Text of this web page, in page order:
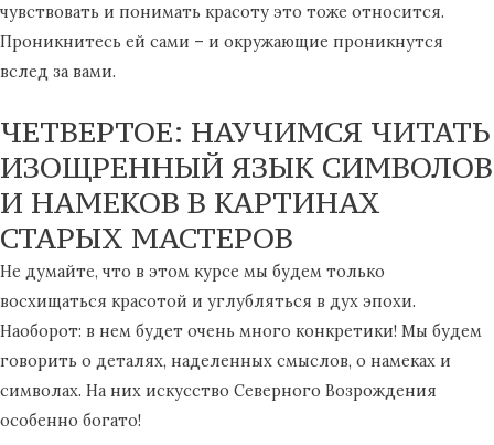
чувствовать и понимать красоту это тоже относится.
Проникнитесь ей сами – и окружающие проникнутся
вслед за вами.
ЧЕТВЕРТОЕ: НАУЧИМСЯ ЧИТАТЬ
ИЗОЩРЕННЫЙ ЯЗЫК СИМВОЛОВ
И НАМЕКОВ В КАРТИНАХ
СТАРЫХ МАСТЕРОВ
Не думайте, что в этом курсе мы будем только
восхищаться красотой и углубляться в дух эпохи.
Наоборот: в нем будет очень много конкретики! Мы будем
говорить о деталях, наделенных смыслов, о намеках и
символах. На них искусство Северного Возрождения
особенно богато!